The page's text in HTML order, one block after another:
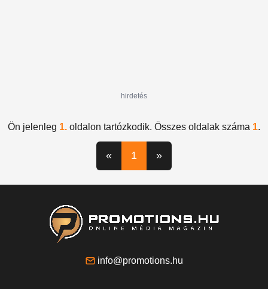
hirdetés
Ön jelenleg 1. oldalon tartózkodik. Összes oldalak száma 1.
« 1 »
info@promotions.hu